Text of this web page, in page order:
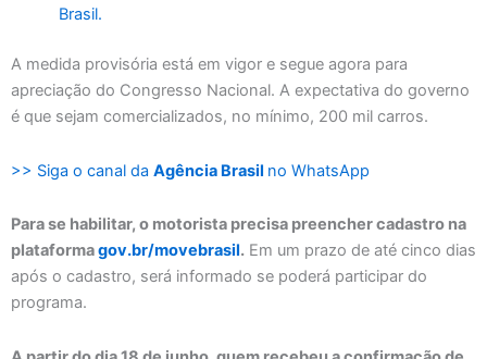
Brasil.
A medida provisória está em vigor e segue agora para
apreciação do Congresso Nacional. A expectativa do governo
é que sejam comercializados, no mínimo, 200 mil carros.
>> Siga o canal da Agência Brasil no WhatsApp
Para se habilitar, o motorista precisa preencher cadastro na
plataformagov.br/movebrasil. Em um prazo de até cinco dias
após o cadastro, será informado se poderá participar do
programa.